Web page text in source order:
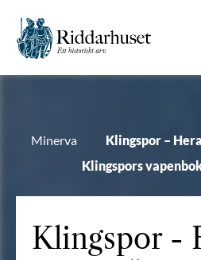
Minerva
Klingspor –
Klingspors
Klingspor-